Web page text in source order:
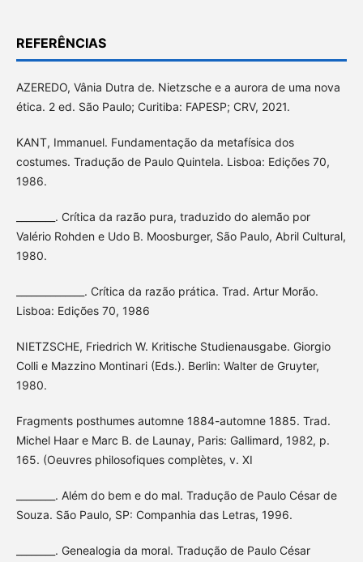
REFERÊNCIAS
AZEREDO, Vânia Dutra de. Nietzsche e a aurora de uma nova
ética. 2 ed. São Paulo; Curitiba: FAPESP; CRV, 2021.
KANT, Immanuel. Fundamentação da metafísica dos
costumes. Tradução de Paulo Quintela. Lisboa: Edições 70,
1986.
________. Crítica da razão pura, traduzido do alemão por
Valério Rohden e Udo B. Moosburger, São Paulo, Abril Cultural,
1980.
______________. Crítica da razão prática. Trad. Artur Morão.
Lisboa: Edições 70, 1986
NIETZSCHE, Friedrich W. Kritische Studienausgabe. Giorgio
Colli e Mazzino Montinari (Eds.). Berlin: Walter de Gruyter,
1980.
Fragments posthumes automne 1884-automne 1885. Trad.
Michel Haar e Marc B. de Launay, Paris: Gallimard, 1982, p.
165. (Oeuvres philosofiques complètes, v. XI
________. Além do bem e do mal. Tradução de Paulo César de
Souza. São Paulo, SP: Companhia das Letras, 1996.
________. Genealogia da moral. Tradução de Paulo César